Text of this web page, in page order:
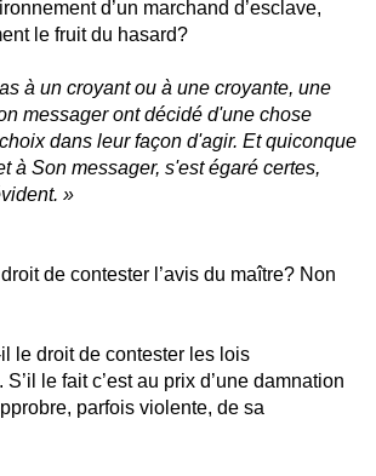
d’un marchand d’esclave,
le fruit du hasard?
à un croyant ou à une croyante, une
messager ont décidé d'une chose
dans leur façon d'agir. Et quiconque
à Son messager, s'est égaré certes,
»
de contester l’avis du maître? Non
le droit de contester les lois
le fait c’est au prix d’une damnation
parfois violente, de sa